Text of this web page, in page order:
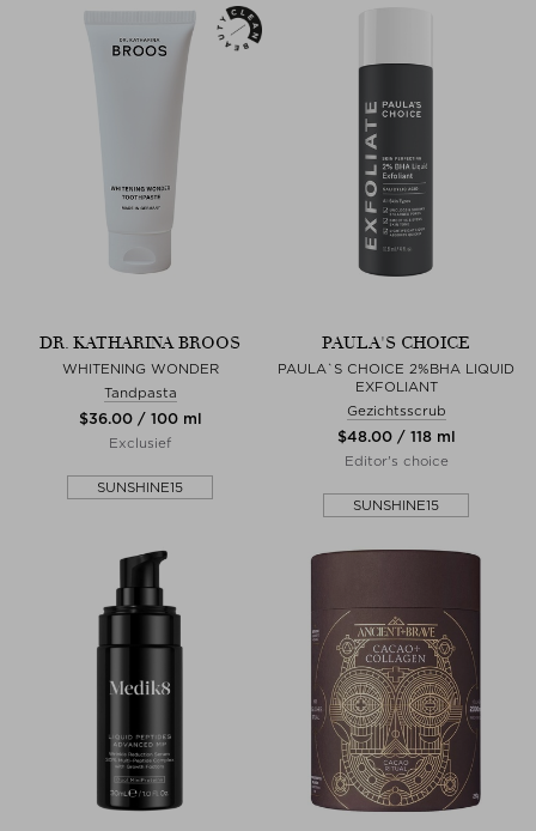
DR. KATHARINA BROOS
WHITENING WONDER
Tandpasta
$‌36.00 / 100 ml
Exclusief
SUNSHINE15
PAULA'S CHOICE
PAULA`S CHOICE 2%BHA LIQUID
EXFOLIANT
Gezichtsscrub
$‌48.00 / 118 ml
Editor's choice
SUNSHINE15